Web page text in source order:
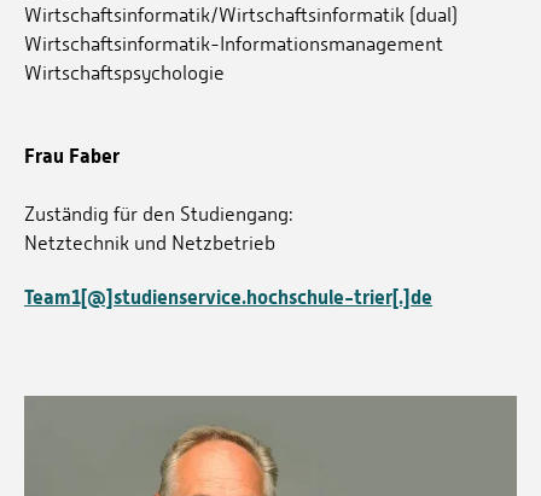
Wirtschaftsinformatik/Wirtschaftsinformatik (dual)
Wirtschaftsinformatik-Informationsmanagement
Wirtschaftspsychologie
Frau Faber
Zuständig für den Studiengang:
Netztechnik und Netzbetrieb
Team1[@]studienservice.hochschule-trier[.]de